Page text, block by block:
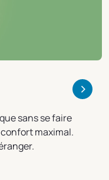
>
sans se faire
maximal.